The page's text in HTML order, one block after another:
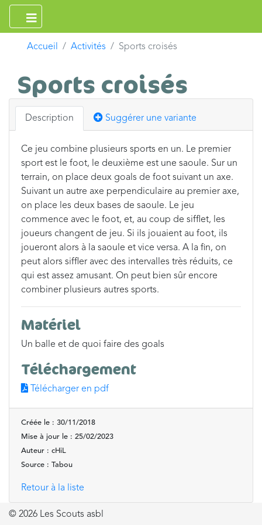
Accueil Activités Sports croisés
Sports croisés
Description Suggérer une variante
Ce jeu combine plusieurs sports en un. Le premier
sport est le foot, le deuxième est une saoule. Sur un
terrain, on place deux goals de foot suivant un axe.
Suivant un autre axe perpendiculaire au premier axe,
on place les deux bases de saoule. Le jeu
commence avec le foot, et, au coup de sifflet, les
joueurs changent de jeu. Si ils jouaient au foot, ils
joueront alors à la saoule et vice versa. A la fin, on
peut alors siffler avec des intervalles très réduits, ce
qui est assez amusant. On peut bien sûr encore
combiner plusieurs autres sports.
Matériel
Un balle et de quoi faire des goals
Téléchargement
Télécharger en pdf
Créée le : 30/11/2018
Mise à jour le : 25/02/2023
Auteur : cHiL
Source : Tabou
Retour à la liste
© 2026 Les Scouts asbl